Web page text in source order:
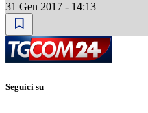
31 Gen 2017 - 14:13
Seguici su